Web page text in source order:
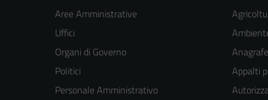
Aree Amministrative
Uffici
Organi di Governo
Politici
Personale Amministrativo
Appalti